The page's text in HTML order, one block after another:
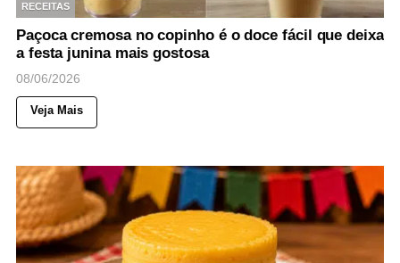
RECEITAS
Paçoca cremosa no copinho é o doce fácil que deixa
a festa junina mais gostosa
08/06/2026
Veja Mais